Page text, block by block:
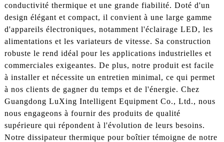
conductivité thermique et une grande fiabilité. Doté d'un
design élégant et compact, il convient à une large gamme
d'appareils électroniques, notamment l'éclairage LED, les
alimentations et les variateurs de vitesse. Sa construction
robuste le rend idéal pour les applications industrielles et
commerciales exigeantes. De plus, notre produit est facile
à installer et nécessite un entretien minimal, ce qui permet
à nos clients de gagner du temps et de l'énergie. Chez
Guangdong LuXing Intelligent Equipment Co., Ltd., nous
nous engageons à fournir des produits de qualité
supérieure qui répondent à l'évolution de leurs besoins.
Notre dissipateur thermique pour boîtier témoigne de notre